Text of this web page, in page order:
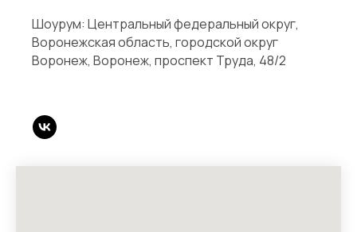
Шоурум: Центральный федеральный округ,
Воронежская область, городской округ
Воронеж, Воронеж, проспект Труда, 48/2